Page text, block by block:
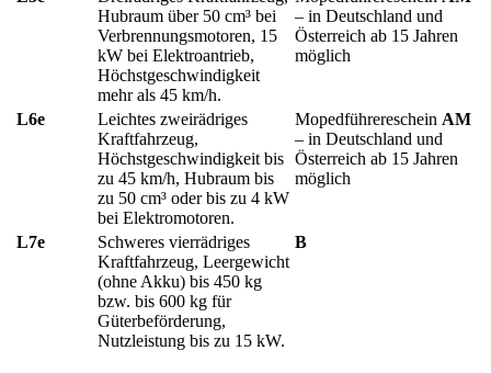
Hubraum über 50 cm³ bei
Verbrennungsmotoren, 15
kW bei Elektroantrieb,
Höchstgeschwindigkeit
mehr als 45 km/h.
– in Deutschland und
Österreich ab 15 Jahren
möglich
L6e
Leichtes zweirädriges
Kraftfahrzeug,
Höchstgeschwindigkeit bis
zu 45 km/h, Hubraum bis
zu 50 cm³ oder bis zu 4 kW
bei Elektromotoren.
Mopedführereschein AM
– in Deutschland und
Österreich ab 15 Jahren
möglich
L7e
Schweres vierrädriges
Kraftfahrzeug, Leergewicht
(ohne Akku) bis 450 kg
bzw. bis 600 kg für
Güterbeförderung,
Nutzleistung bis zu 15 kW.
B